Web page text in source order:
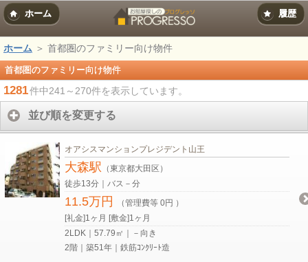
ホーム 履歴
ホーム ＞ 首都圏のファミリー向け物件
首都圏のファミリー向け物件
1281件中241～270件を表示しています。
並び順を変更する
オアシスマンションプレジデント山王
大森駅
（東京都大田区）
徒歩13分｜バス－分
11.5万円
（管理費等 0円 ）
[礼金]1ヶ月 [敷金]1ヶ月
2LDK｜57.79㎡｜－向き
2階｜築51年｜鉄筋ｺﾝｸﾘｰﾄ造